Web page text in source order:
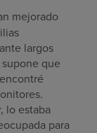
mejorado
largos
que
lo estaba
para